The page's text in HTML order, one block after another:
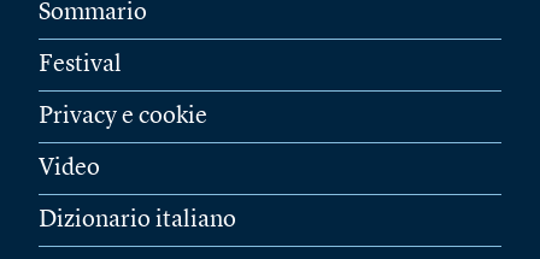
Sommario
Festival
Privacy e cookie
Video
Dizionario italiano